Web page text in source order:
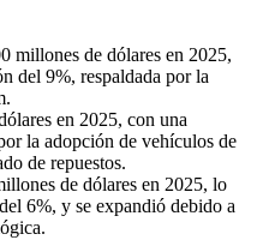
millones de dólares en 2025,
del 9%, respaldada por la
en 2025, con una
la adopción de vehículos de
de repuestos.
de dólares en 2025, lo
6%, y se expandió debido a